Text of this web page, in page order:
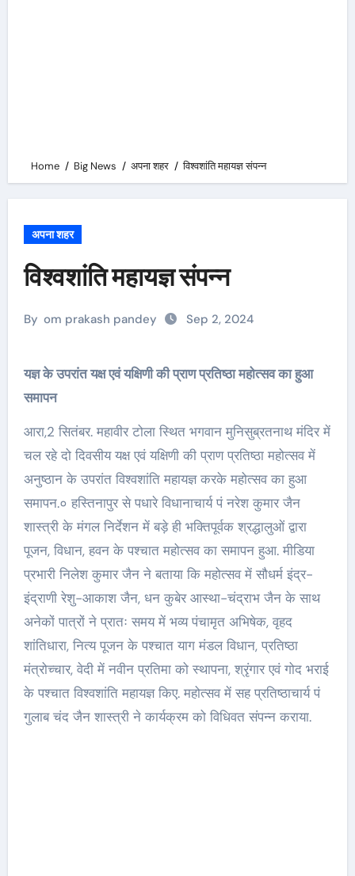
Home Big News अपना शहर विश्वशांति महायज्ञ संपन्न
अपना शहर
विश्वशांति महायज्ञ संपन्न
By om prakash pandey Sep 2, 2024
यज्ञ के उपरांत यक्ष एवं यक्षिणी की प्राण प्रतिष्ठा महोत्सव का हुआ
समापन
आरा,2 सितंबर. महावीर टोला स्थित भगवान मुनिसुब्रतनाथ मंदिर में
चल रहे दो दिवसीय यक्ष एवं यक्षिणी की प्राण प्रतिष्ठा महोत्सव में
अनुष्ठान के उपरांत विश्वशांति महायज्ञ करके महोत्सव का हुआ
समापन.० हस्तिनापुर से पधारे विधानाचार्य पं नरेश कुमार जैन
शास्त्री के मंगल निर्देशन में बड़े ही भक्तिपूर्वक श्रद्धालुओं द्वारा
पूजन, विधान, हवन के पश्चात महोत्सव का समापन हुआ. मीडिया
प्रभारी निलेश कुमार जैन ने बताया कि महोत्सव में सौधर्म इंद्र-
इंद्राणी रेशु-आकाश जैन, धन कुबेर आस्था-चंद्राभ जैन के साथ
अनेकों पात्रों ने प्रातः समय में भव्य पंचामृत अभिषेक, वृहद
शांतिधारा, नित्य पूजन के पश्चात याग मंडल विधान, प्रतिष्ठा
मंत्रोच्चार, वेदी में नवीन प्रतिमा को स्थापना, श्रृंगार एवं गोद भराई
के पश्चात विश्वशांति महायज्ञ किए. महोत्सव में सह प्रतिष्ठाचार्य पं
गुलाब चंद जैन शास्त्री ने कार्यक्रम को विधिवत संपन्न कराया.